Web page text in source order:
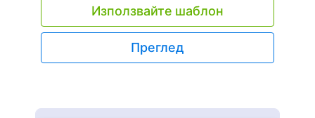
неговата информация за контакт, здравна
история и предишен опит с удължаване на
мигли, също с неговото съгласие за всички
ваши бизнес правила и условия. Можете
премахвате полета чрез функцията за плъзгане
Използвайте шаблон
Преглед